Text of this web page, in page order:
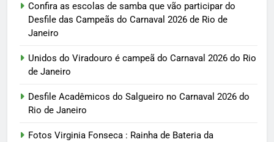
Confira as escolas de samba que vão participar do
Desfile das Campeãs do Carnaval 2026 de Rio de
Janeiro
Unidos do Viradouro é campeã do Carnaval 2026 do Rio
de Janeiro
Desfile Acadêmicos do Salgueiro no Carnaval 2026 do
Rio de Janeiro
Fotos Virginia Fonseca : Rainha de Bateria da